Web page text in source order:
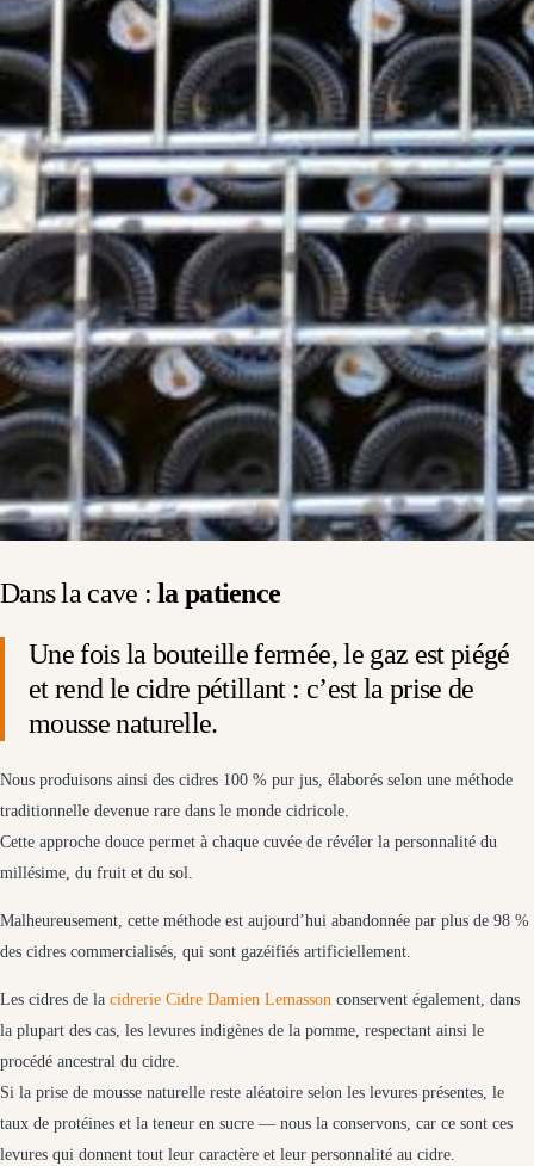
Dans la cave :la patience
Une fois la bouteille fermée, le gaz est piégé
et rend le cidre pétillant : c’est la prise de
mousse naturelle.
Nous produisons ainsi des cidres 100 % pur jus, élaborés selon une méthode
traditionnelle devenue rare dans le monde cidricole.
Cette approche douce permet à chaque cuvée de révéler la personnalité du
millésime, du fruit et du sol.
Malheureusement, cette méthode est aujourd’hui abandonnée par plus de 98 %
des cidres commercialisés, qui sont gazéifiés artificiellement.
Les cidres de la cidrerie Cidre Damien Lemasson conservent également, dans
la plupart des cas, les levures indigènes de la pomme, respectant ainsi le
procédé ancestral du cidre.
Si la prise de mousse naturelle reste aléatoire selon les levures présentes, le
taux de protéines et la teneur en sucre — nous la conservons, car ce sont ces
levures qui donnent tout leur caractère et leur personnalité au cidre.